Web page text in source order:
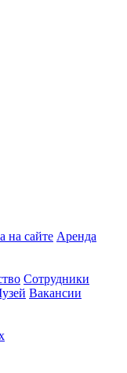
на сайте Аренда
Сотрудники
Вакансии